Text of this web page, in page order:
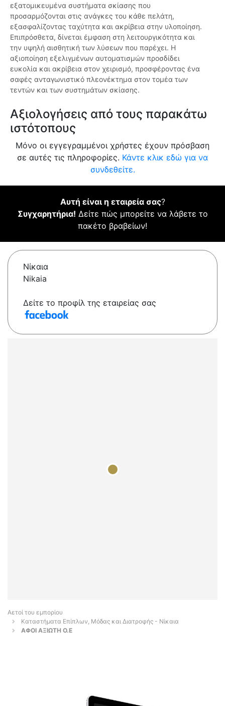
εξατομικευμένα συστήματα σκίασης που
προσαρμόζονται στις ανάγκες του κάθε πελάτη,
εξασφαλίζοντας ταχύτητα και ακρίβεια στην υλοποίηση.
Επιπρόσθετα, δίνεται έμφαση στη λειτουργικότητα και
την υψηλή αισθητική των λύσεων που παρέχει. Η
αξιοποίηση εξελιγμένων αυτοματισμών προσδίδει
ευκολία και ακρίβεια στον χειρισμό, προσφέροντας ένα
σαφές ανταγωνιστικό πλεονέκτημα στον τομέα των
τεντών και των συστημάτων σκίασης.
Αξιολογήσεις από τους παρακάτω
ιστότοπους
Μόνο οι εγγεγραμμένοι χρήστες έχουν πρόσβαση
σε αυτές τις πληροφορίες. Κάντε κλικ εδώ για να
συνδεθείτε.
Αυτή είναι η εταιρεία σας?
Συγχαρητήρια! Δείτε πώς μπορείτε να λάβετε το
πακέτο βραβείων!
Νίκαια
Nikaia
Δείτε το προφίλ της εταιρείας σας
Αετοί του εμπορίου
Καταστήματα Επίπλων, Μόδας και Διατροφής - Νίκαια
ΑΦΟΙ ΑΞΙΩΤΗ Ο.Ε